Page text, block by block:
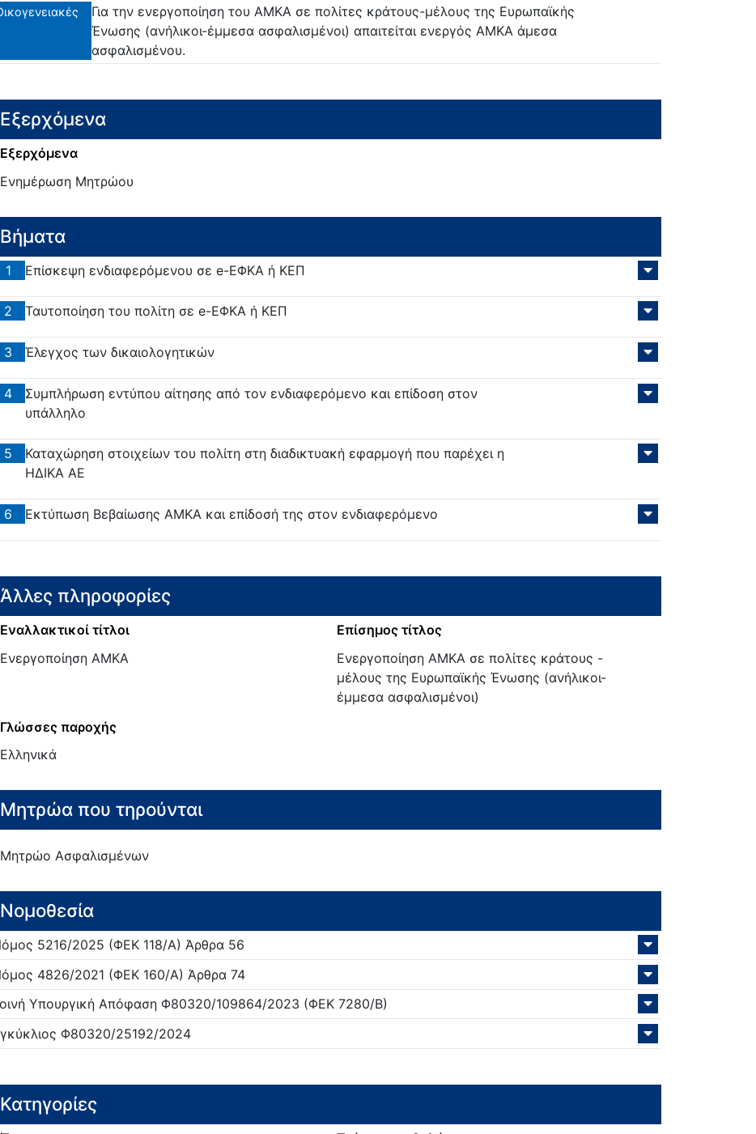
Για την ενεργοποίηση του ΑΜΚΑ σε πολίτες κράτους-μέλους της Ευρωπαϊκής
Ένωσης (ανήλικοι-έμμεσα ασφαλισμένοι) απαιτείται ενεργός ΑΜΚΑ άμεσα
ασφαλισμένου.
Εξερχόμενα
Εξερχόμενα
Ενημέρωση Μητρώου
Βήματα
1 Επίσκεψη ενδιαφερόμενου σε e-ΕΦΚΑ ή ΚΕΠ
2 Ταυτοποίηση του πολίτη σε e-ΕΦΚΑ ή ΚΕΠ
3 Έλεγχος των δικαιολογητικών
4
Συμπλήρωση εντύπου αίτησης από τον ενδιαφερόμενο και επίδοση στον
υπάλληλο
5
Καταχώρηση στοιχείων του πολίτη στη διαδικτυακή εφαρμογή που παρέχει η
ΗΔΙΚΑ ΑΕ
6 Εκτύπωση Βεβαίωσης ΑΜΚΑ και επίδοσή της στον ενδιαφερόμενο
Άλλες πληροφορίες
Εναλλακτικοί τίτλοι
Ενεργοποίηση ΑΜΚΑ
Επίσημος τίτλος
Ενεργοποίηση ΑΜΚΑ σε πολίτες κράτους -
μέλους της Ευρωπαϊκής Ένωσης (ανήλικοι-
έμμεσα ασφαλισμένοι)
Γλώσσες παροχής
Ελληνικά
Μητρώα που τηρούνται
Μητρώο Ασφαλισμένων
Νομοθεσία
5216/2025 (ΦΕΚ 118/Α) Άρθρα 56
4826/2021 (ΦΕΚ 160/Α) Άρθρα 74
Υπουργική ΑπόφασηΦ80320/109864/2023 (ΦΕΚ 7280/Β)
Φ80320/25192/2024
Κατηγορίες